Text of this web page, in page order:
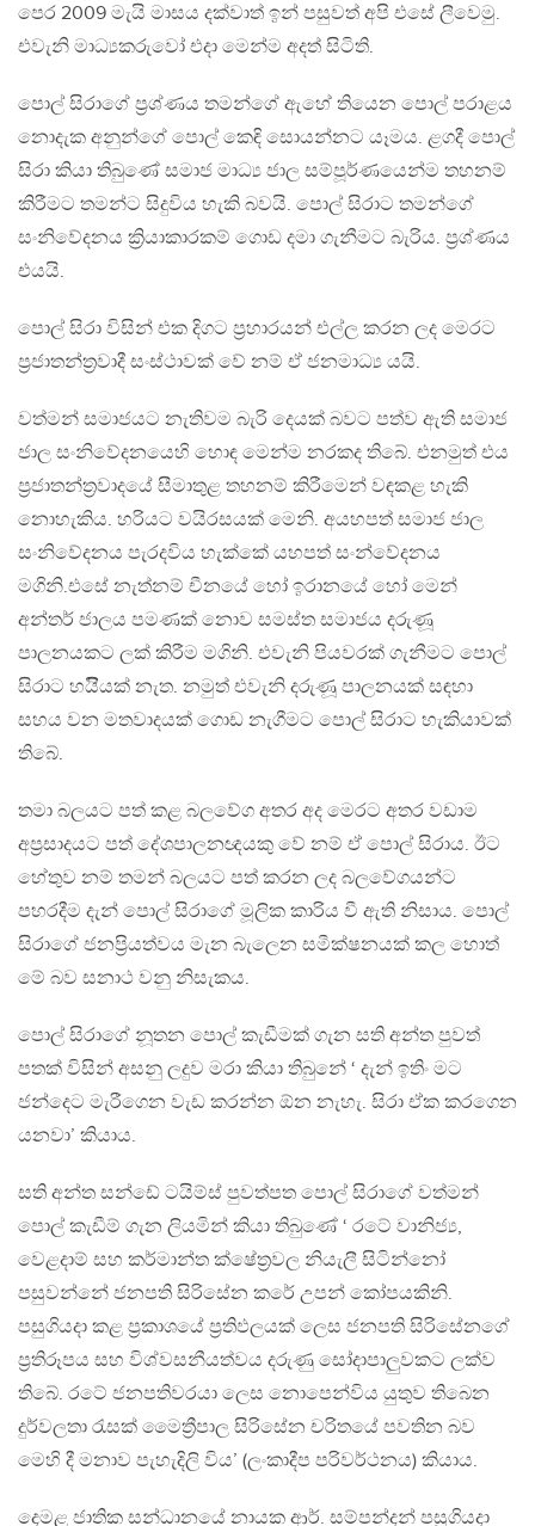
පෙර 2009 මැයි මාසය දක්වාත් ඉන් පසුවත් අපි එසේ ලීවෙමු.
එවැනි මාධ්‍යකරුවෝ එදා මෙන්ම අදත් සිටිති.
පොල් සිරාගේ ප්‍රශ්ණය තමන්ගේ ඇහේ තියෙන පොල් පරාළය
නොදැක අනුන්ගේ පොල් කෙඳි සොයන්නට යෑමය. ළගදී පොල්
සිරා කියා තිබුණේ සමාජ මාධ්‍ය ජාල සම්පූර්ණයෙන්ම තහනම්
කිරීමට තමන්ට සිදුවිය හැකි බවයි. පොල් සිරාට තමන්ගේ
සංනිවේදනය ක්‍රියාකාරකම් ගොඩ දමා ගැනීමට බැරිය. ප්‍රශ්ණය
එයයි.
පොල් සිරා විසින් එක දිගට ප්‍රහාරයන් එල්ල කරන ලද මෙරට
ප්‍රජාතන්ත්‍රවාදී සංස්ථාවක් වේ නම් ඒ ජනමාධ්‍ය යයි.
වත්මන් සමාජයට නැතිවම බැරි දෙයක් බවට පත්ව ඇති සමාජ
ජාල සංනිවේදනයෙහි හොඳ මෙන්ම නරකද තිබේ. එනමුත් එය
ප්‍රජාතන්ත්‍රවාදයේ සීමාතුළ තහනම් කිරීමෙන් වඳකළ හැකි
නොහැකිය. හරියට වයිරසයක් මෙනි. අයහපත් සමාජ ජාල
සංනිවේදනය පැරදවිය හැක්කේ යහපත් සංන්වේදනය
මගිනි.එසේ නැත්නම් චීනයේ හෝ ඉරානයේ හෝ මෙන්
අන්තර් ජාලය පමණක් නොව සමස්ත සමාජය දරුණූ
පාලනයකට ලක් කිරීම මගිනි. එවැනි පියවරක් ගැනීමට පොල්
සිරාට හයිියක් නැත. නමුත් එවැනි දරුණූ පාලනයක් සඳහා
සහය වන මතවාදයක් ගොඩ නැගීමට පොල් සිරාට හැකියාවක්
තිබේ.
තමා බලයට පත් කළ බලවේග අතර අද මෙරට අතර වඩාම
අප්‍රසාදයට පත් දේශපාලනඥයකු වේ නම් ඒ පොල් සිරාය. ඊට
හේතුව නම් තමන් බලයට පත් කරන ලද බලවේගයන්ට
පහරදීම දැන් පොල් සිරාගේ මූලික කාරිය වී ඇති නිසාය. පොල්
සිරාගේ ජනප්‍රියත්වය මැන බැලෙන සමීක්ෂනයක් කල හොත්
මේ බව සනාථ වනු නිසැකය.
පොල් සිරාගේ නූතන පොල් කැඩීමක් ගැන සති අන්ත පුවත්
පතක් විසින් අසනු ලදුව මරා කියා තිබුනේ ‘ දැන් ඉතිං මට
ජන්දෙට මැරීගෙන වැඩ කරන්න ඕන නැහැ. සිරා ඒක කරගෙන
යනවා’ කියාය.
සති අන්ත සන්ඩේ ටයිම්ස් පුවත්පත පොල් සිරාගේ වත්මන්
පොල් කැඩීම් ගැන ලියමින් කියා තිබුණේ ‘ රටේ වානිජ්‍ය,
වෙළදාම් සහ කර්මාන්ත ක්ෂේත්‍රවල නියැලී සිටින්නෝ
පසුවන්නේ ජනපති සිරිසේන කරේ උපන් කෝපයකිනි.
පසුගියදා කළ ප්‍රකාශයේ ප්‍රතිඵලයක් ලෙස ජනපති සිරිසේනගේ
ප්‍රතිරූපය සහ විශ්වසනීයත්වය දරුණු සෝදාපාලුවකට ලක්ව
තිබේ. රටේ ජනපතිවරයා ලෙස නොපෙන්විය යුතුව තිබෙන
දුර්වලතා රැසක් මෛත්‍රීපාල සිරිසේන චරිතයේ පවතින බව
මෙහි දී මනාව පැහැදිලි විය’ (ලංකාදීප පරිවර්ථනය) කියාය.
දෙමළ ජාතික සන්ධානයේ නායක ආර්. සම්පන්දන් පසුගියදා